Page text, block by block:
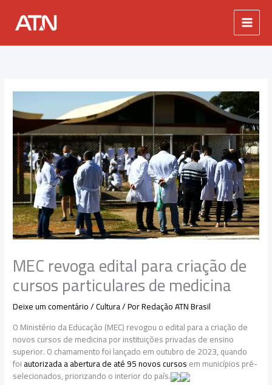
conteúdo
MEC revoga edital para criação de
cursos particulares de medicina
Deixe um comentário/Cultura/ PorRedação ATN Brasil
O Ministério da Educação (MEC) revogou o edital para a criação de
novos cursos de medicina por instituições privadas de ensino
superior. O chamamento foi lançado em outubro de 2023, quando
foiautorizada a abertura de até 95 novos cursosem municípios pré-
selecionados, priorizando o interior do país.